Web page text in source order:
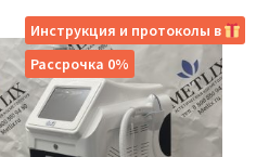
Инструкция и протоколы в
Рассрочка 0%